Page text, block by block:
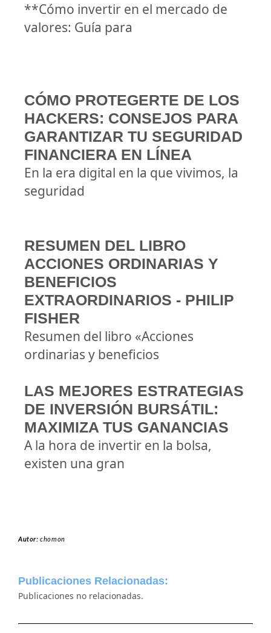
**Cómo invertir en el mercado de
valores: Guía para
CÓMO PROTEGERTE DE LOS
HACKERS: CONSEJOS PARA
GARANTIZAR TU SEGURIDAD
FINANCIERA EN LÍNEA
En la era digital en la que vivimos, la
seguridad
RESUMEN DEL LIBRO
ACCIONES ORDINARIAS Y
BENEFICIOS
EXTRAORDINARIOS - PHILIP
FISHER
Resumen del libro «Acciones
ordinarias y beneficios
LAS MEJORES ESTRATEGIAS
DE INVERSIÓN BURSÁTIL:
MAXIMIZA TUS GANANCIAS
A la hora de invertir en la bolsa,
existen una gran
Autor:chomon
Publicaciones Relacionadas:
Publicaciones no relacionadas.